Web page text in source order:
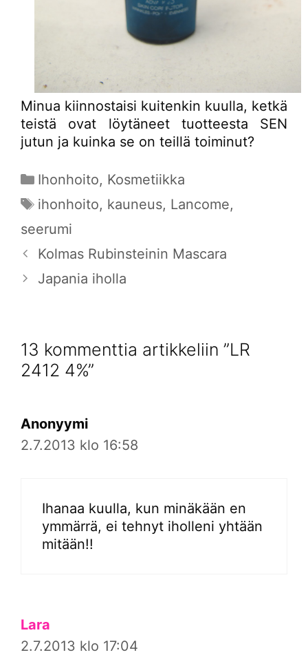
Minua kiinnostaisi kuitenkin kuulla, ketkä
teistä ovat löytäneet tuotteesta SEN
jutun ja kuinka se on teillä toiminut?
Kategoriat
Ihonhoito, Kosmetiikka
Avainsanat
ihonhoito, kauneus, Lancome,
seerumi
Kolmas Rubinsteinin Mascara
Japania iholla
13 kommenttia artikkeliin ”LR
2412 4%”
Anonyymi
2.7.2013 klo 16:58
Ihanaa kuulla, kun minäkään en
ymmärrä, ei tehnyt iholleni yhtään
mitään!!
Lara
2.7.2013 klo 17:04